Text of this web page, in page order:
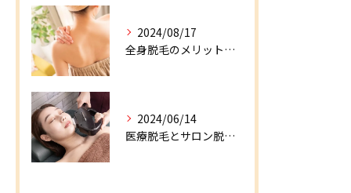
2024/08/17
全身脱毛のメリット・デメリットとは？注意点の解決策も併せてご紹介
2024/06/14
医療脱毛とサロン脱毛の違いを徹底解説！